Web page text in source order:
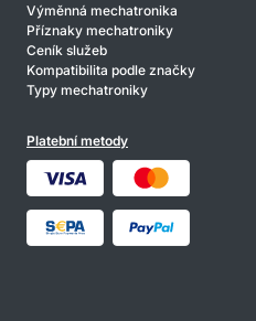
Výměnná mechatronika
Příznaky mechatroniky
Ceník služeb
Kompatibilita podle značky
Typy mechatroniky
Platební metody